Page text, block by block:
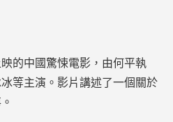
映的中國驚悚電影，由何平執
等主演。影片講述了一個關於